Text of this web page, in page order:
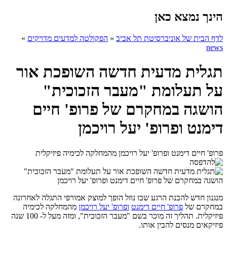
הינך נמצא כאן
לדף הבית של אוניברסיטת תל אביב » הפקולטה למדעים מדויקים »
news
תגלית מדעית חדשה השופכת אור
על תעלומת "מעבר הזכוכית"
הושגה במחקרם של פרופ' חיים
דימנט ופרופ' יעל רויכמן
פרופ' חיים דימנט ופרופ' יעל רויכמן מהמחלקה לכימיה פיזיקלית
מנגנון חדש להבנת הרגע שבו נוזל הופך למוצק אמורפי התגלה לאחרונה
במחקרם של פרופ' חיים דימנט ופרופ' יעל רויכמן מהמחלקה לכימיה
פיזיקלית. תהליך זה מוכר בשם "מעבר הזכוכית", ומזה מעל ל- 100 שנה
פיזיקאים מנסים להבין אותו.